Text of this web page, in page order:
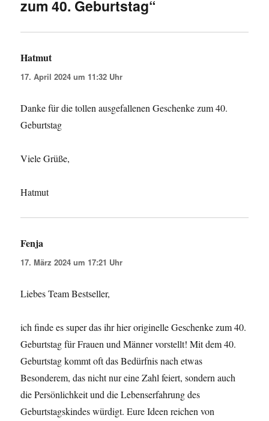
zum 40. Geburtstag“
Hatmutsagt:
17. April 2024 um 11:32 Uhr
Danke für die tollen ausgefallenen Geschenke zum 40.
Geburtstag
Viele Grüße,
Hatmut
Fenja
17. März 2024 um 17:21 Uhr
Liebes Team Bestseller,
ich finde es super das ihr hier originelle Geschenke zum 40.
Geburtstag für Frauen und Männer vorstellt! Mit dem 40.
Geburtstag kommt oft das Bedürfnis nach etwas
Besonderem, das nicht nur eine Zahl feiert, sondern auch
die Persönlichkeit und die Lebenserfahrung des
Geburtstagskindes würdigt. Eure Ideen reichen von